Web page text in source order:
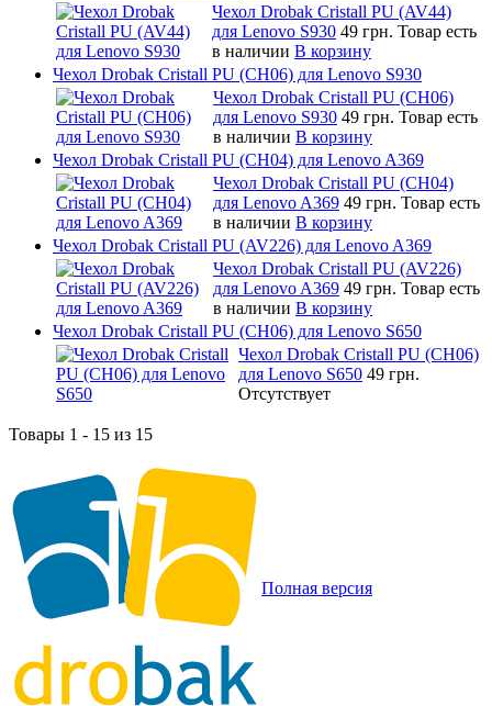
Чехол Drobak Cristall PU (AV44)
для Lenovo S930 49 грн. Товар есть
в наличии В корзину
Чехол Drobak Cristall PU (CH06) для Lenovo S930
Чехол Drobak Cristall PU (CH06)
для Lenovo S930 49 грн. Товар есть
в наличии В корзину
Чехол Drobak Cristall PU (CH04) для Lenovo A369
Чехол Drobak Cristall PU (CH04)
для Lenovo A369 49 грн. Товар есть
в наличии В корзину
Чехол Drobak Cristall PU (AV226) для Lenovo A369
Чехол Drobak Cristall PU (AV226)
для Lenovo A369 49 грн. Товар есть
в наличии В корзину
Чехол Drobak Cristall PU (CH06) для Lenovo S650
Чехол Drobak Cristall PU (CH06)
для Lenovo S650 49 грн.
Отсутствует
Товары 1 - 15 из 15
Полная версия